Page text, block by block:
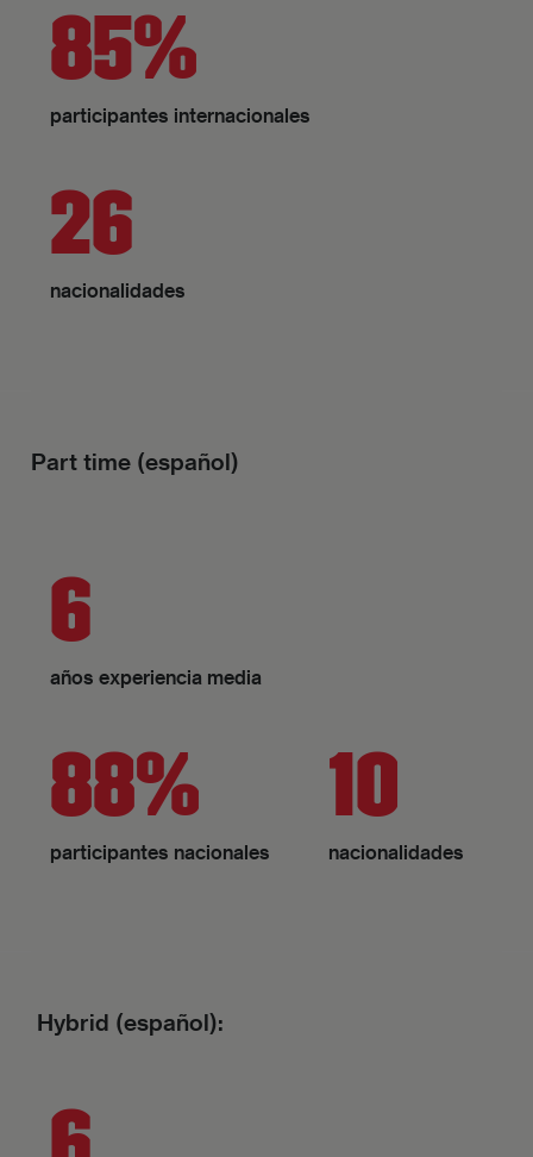
85%
participantes internacionales
26
nacionalidades
Part time (español)
6
años experiencia media
88%
participantes nacionales
10
nacionalidades
Hybrid (español):